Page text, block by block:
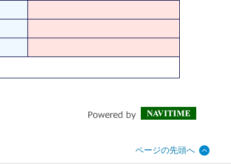
ページの先頭へ